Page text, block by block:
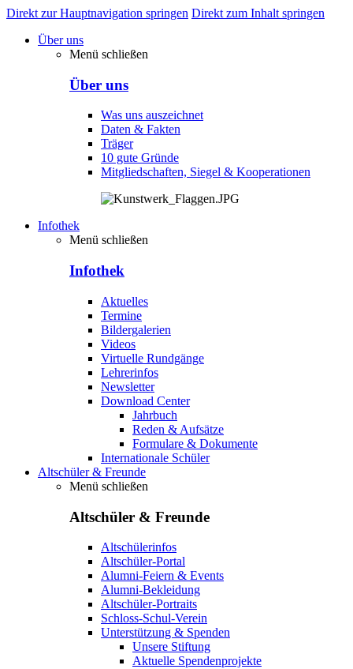
Direkt zur Hauptnavigation springen Direkt zum Inhalt springen
Über uns
Menü schließen
Über uns
Was uns auszeichnet
Daten & Fakten
Träger
10 gute Gründe
Mitgliedschaften, Siegel & Kooperationen
Infothek
Menü schließen
Infothek
Aktuelles
Termine
Bildergalerien
Videos
Virtuelle Rundgänge
Lehrerinfos
Newsletter
Download Center
Jahrbuch
Reden & Aufsätze
Formulare & Dokumente
Internationale Schüler
Altschüler & Freunde
Menü schließen
Altschüler & Freunde
Altschülerinfos
Altschüler-Portal
Alumni-Feiern & Events
Alumni-Bekleidung
Altschüler-Portraits
Schloss-Schul-Verein
Unterstützung & Spenden
Unsere Stiftung
Aktuelle Spendenprojekte